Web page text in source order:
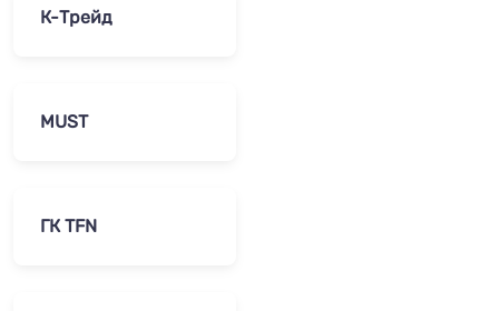
К-Трейд
MUST
ГК TFN